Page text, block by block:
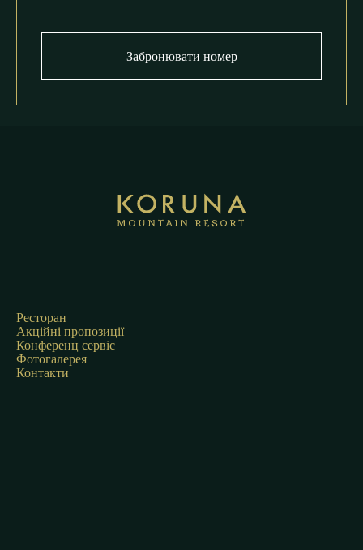
Забронювати номер
Ресторан
Акційні пропозиції
Конференц сервіс
Фотогалерея
Контакти